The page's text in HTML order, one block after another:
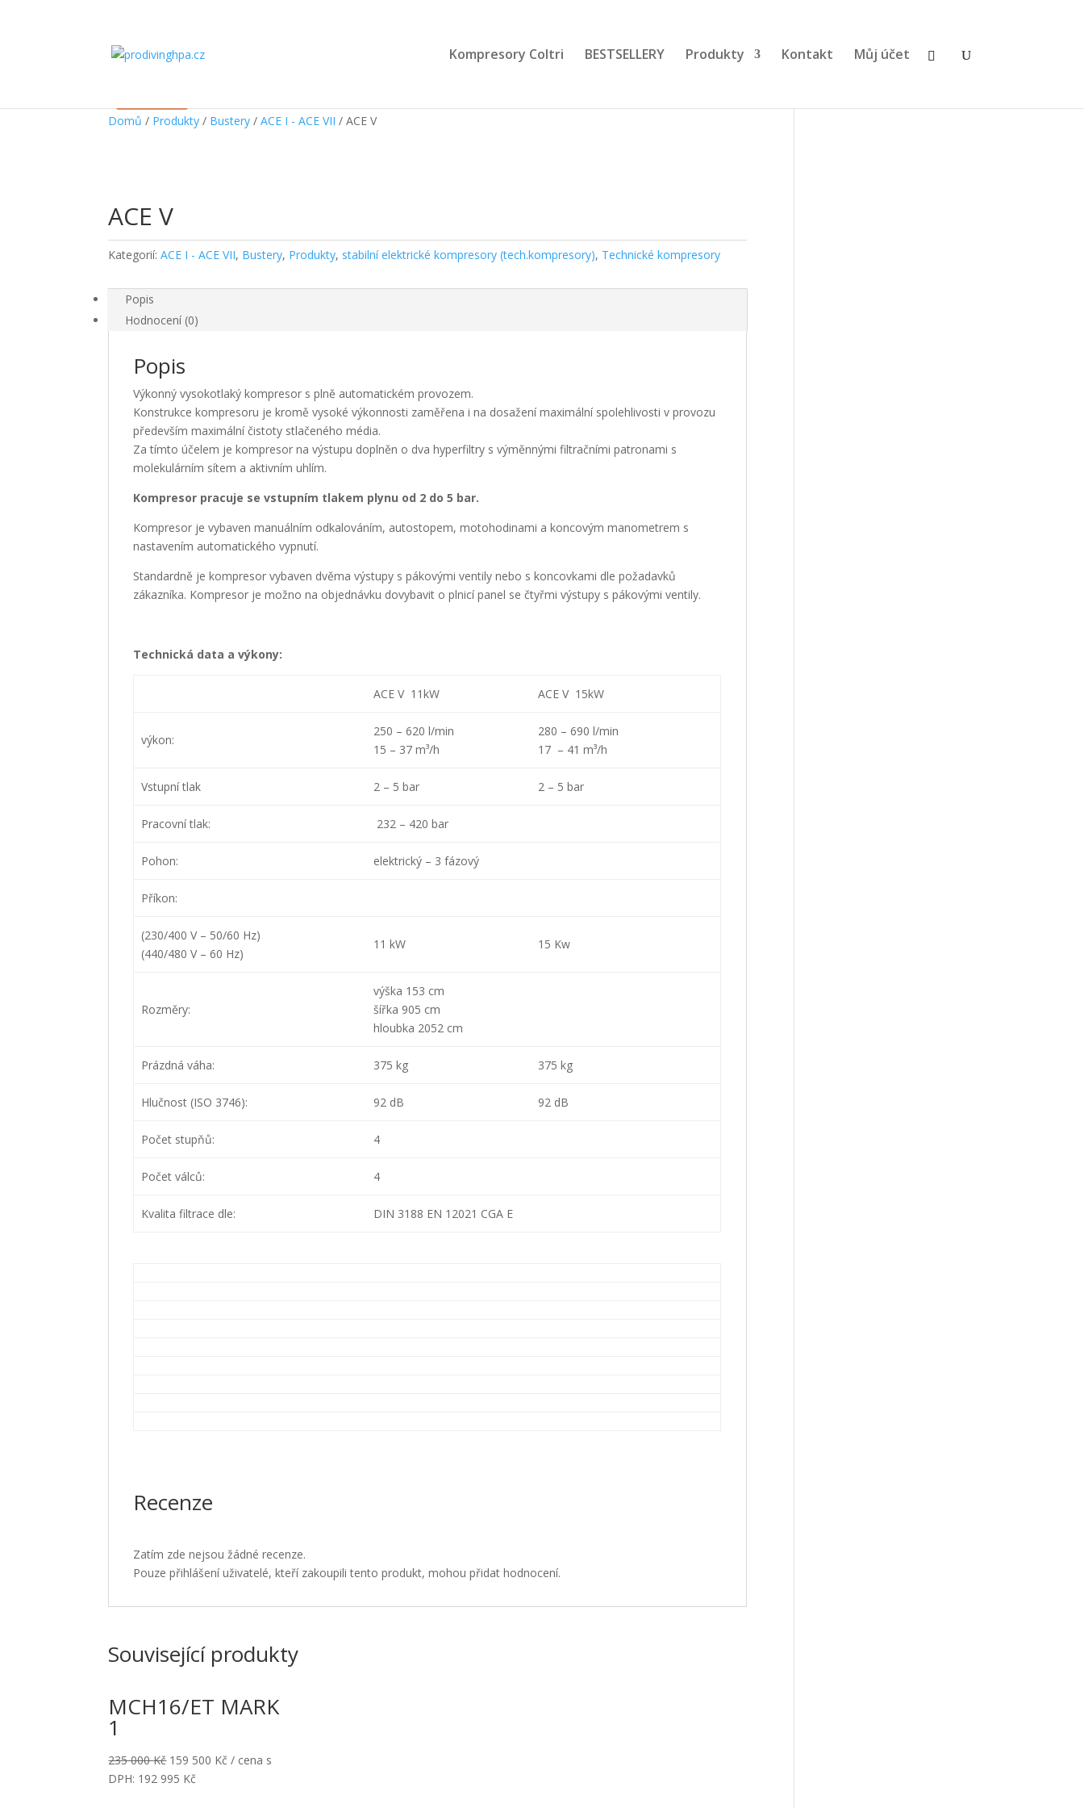
Kompresory Coltri BESTSELLERY Produkty Kontakt Můj účet
Domů / Produkty / Bustery /ACE I - ACE VII / ACE V
ACE V
Kategorií:ACE I - ACE VII, Bustery, Produkty, stabilní elektrické kompresory (tech.kompresory), Technické kompresory
Popis
Hodnocení (0)
Popis
Výkonný vysokotlaký kompresor s plně automatickém provozem.
Konstrukce kompresoru je kromě vysoké výkonnosti zaměřena i na dosažení maximální spolehlivosti v provozu
především maximální čistoty stlačeného média.
Za tímto účelem je kompresor na výstupu doplněn o dva hyperfiltry s výměnnými filtračními patronami s
molekulárním sítem a aktivním uhlím.
Kompresor pracuje se vstupním tlakem plynu od 2 do 5 bar.
Kompresor je vybaven manuálním odkalováním, autostopem, motohodinami a koncovým manometrem s
nastavením automatického vypnutí.
Standardně je kompresor vybaven dvěma výstupy s pákovými ventily nebo s koncovkami dle požadavků
zákazníka. Kompresor je možno na objednávku dovybavit o plnicí panel se čtyřmi výstupy s pákovými ventily.
Technická data a výkony:
ACE V 11kW ACE V 15kW
výkon:
250 – 620 l/min
15 – 37 m³/h
280 – 690 l/min
17 – 41 m³/h
Vstupní tlak 2 – 5 bar 2 – 5 bar
Pracovní tlak: 232 – 420 bar
Pohon: elektrický – 3 fázový
Příkon:
(230/400 V – 50/60 Hz)
(440/480 V – 60 Hz)
11 kW 15 Kw
Rozměry:
výška 153 cm
šířka 905 cm
hloubka 2052 cm
Prázdná váha: 375 kg 375 kg
Hlučnost (ISO 3746): 92 dB 92 dB
Počet stupňů: 4
Počet válců: 4
Kvalita filtrace dle: DIN 3188 EN 12021 CGA E
Recenze
Zatím zde nejsou žádné recenze.
Pouze přihlášení uživatelé, kteří zakoupili tento produkt, mohou přidat hodnocení.
Související produkty
MCH16/ET MARK
1
235 000Kč 159 500 Kč / cena s
DPH: 192 995 Kč